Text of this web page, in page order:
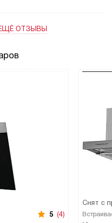
ОТЗЫВЫ
5 (4)
Снят с